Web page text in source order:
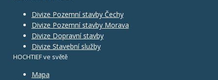
Divize Pozemní stavby Čechy
Divize Pozemní stavby Morava
Divize Dopravní stavby
Divize Stavební služby
HOCHTIEF ve světě
Mapa